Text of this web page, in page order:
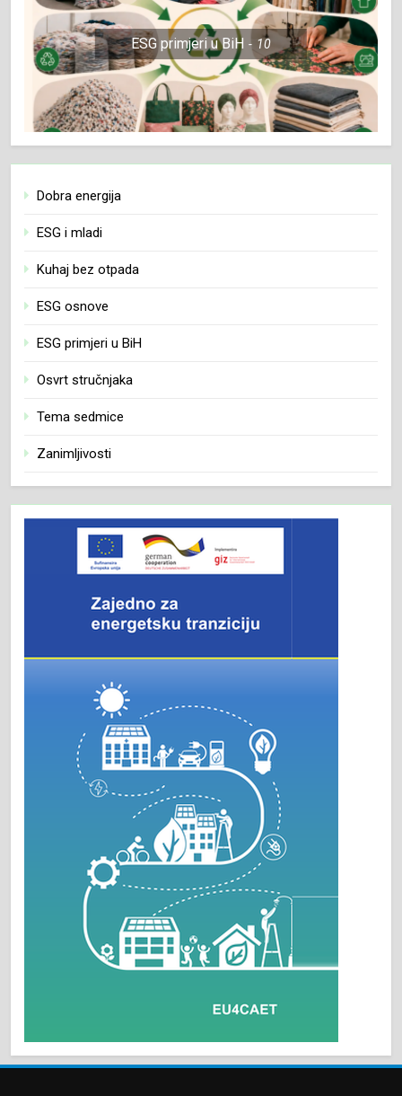
ESG primjeri u BiH 10
Dobra energija
ESG i mladi
Kuhaj bez otpada
ESG osnove
ESG primjeri u BiH
Osvrt stručnjaka
Tema sedmice
Zanimljivosti